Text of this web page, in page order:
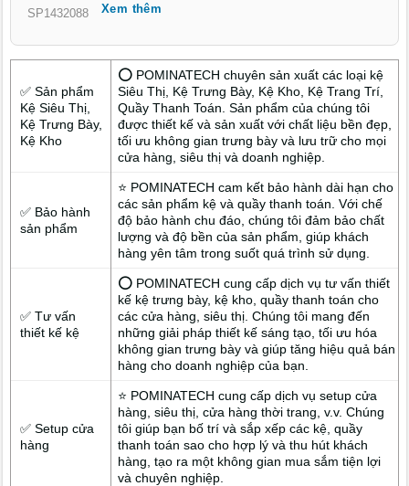
SP1432088 Xem thêm
✅ Sản phẩm
Kệ Siêu Thị,
Kệ Trưng Bày,
Kệ Kho
⭕ POMINATECH chuyên sản xuất các loại kệ
Siêu Thị, Kệ Trưng Bày, Kệ Kho, Kệ Trang Trí,
Quầy Thanh Toán. Sản phẩm của chúng tôi
được thiết kế và sản xuất với chất liệu bền đẹp,
tối ưu không gian trưng bày và lưu trữ cho mọi
cửa hàng, siêu thị và doanh nghiệp.
✅ Bảo hành
sản phẩm
⭐ POMINATECH cam kết bảo hành dài hạn cho
các sản phẩm kệ và quầy thanh toán. Với chế
độ bảo hành chu đáo, chúng tôi đảm bảo chất
lượng và độ bền của sản phẩm, giúp khách
hàng yên tâm trong suốt quá trình sử dụng.
✅ Tư vấn
thiết kế kệ
⭕ POMINATECH cung cấp dịch vụ tư vấn thiết
kế kệ trưng bày, kệ kho, quầy thanh toán cho
các cửa hàng, siêu thị. Chúng tôi mang đến
những giải pháp thiết kế sáng tạo, tối ưu hóa
không gian trưng bày và giúp tăng hiệu quả bán
hàng cho doanh nghiệp của bạn.
✅ Setup cửa
hàng
⭐ POMINATECH cung cấp dịch vụ setup cửa
hàng, siêu thị, cửa hàng thời trang, v.v. Chúng
tôi giúp bạn bố trí và sắp xếp các kệ, quầy
thanh toán sao cho hợp lý và thu hút khách
hàng, tạo ra một không gian mua sắm tiện lợi
và chuyên nghiệp.